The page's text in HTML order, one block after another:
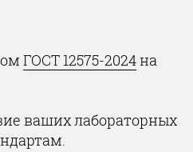
ГОСТ 12575-2024на
ваших лабораторных